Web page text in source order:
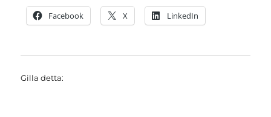
Facebook X LinkedIn
Gilla detta: